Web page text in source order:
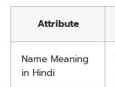
Attribute
Name Meaning
in Hindi